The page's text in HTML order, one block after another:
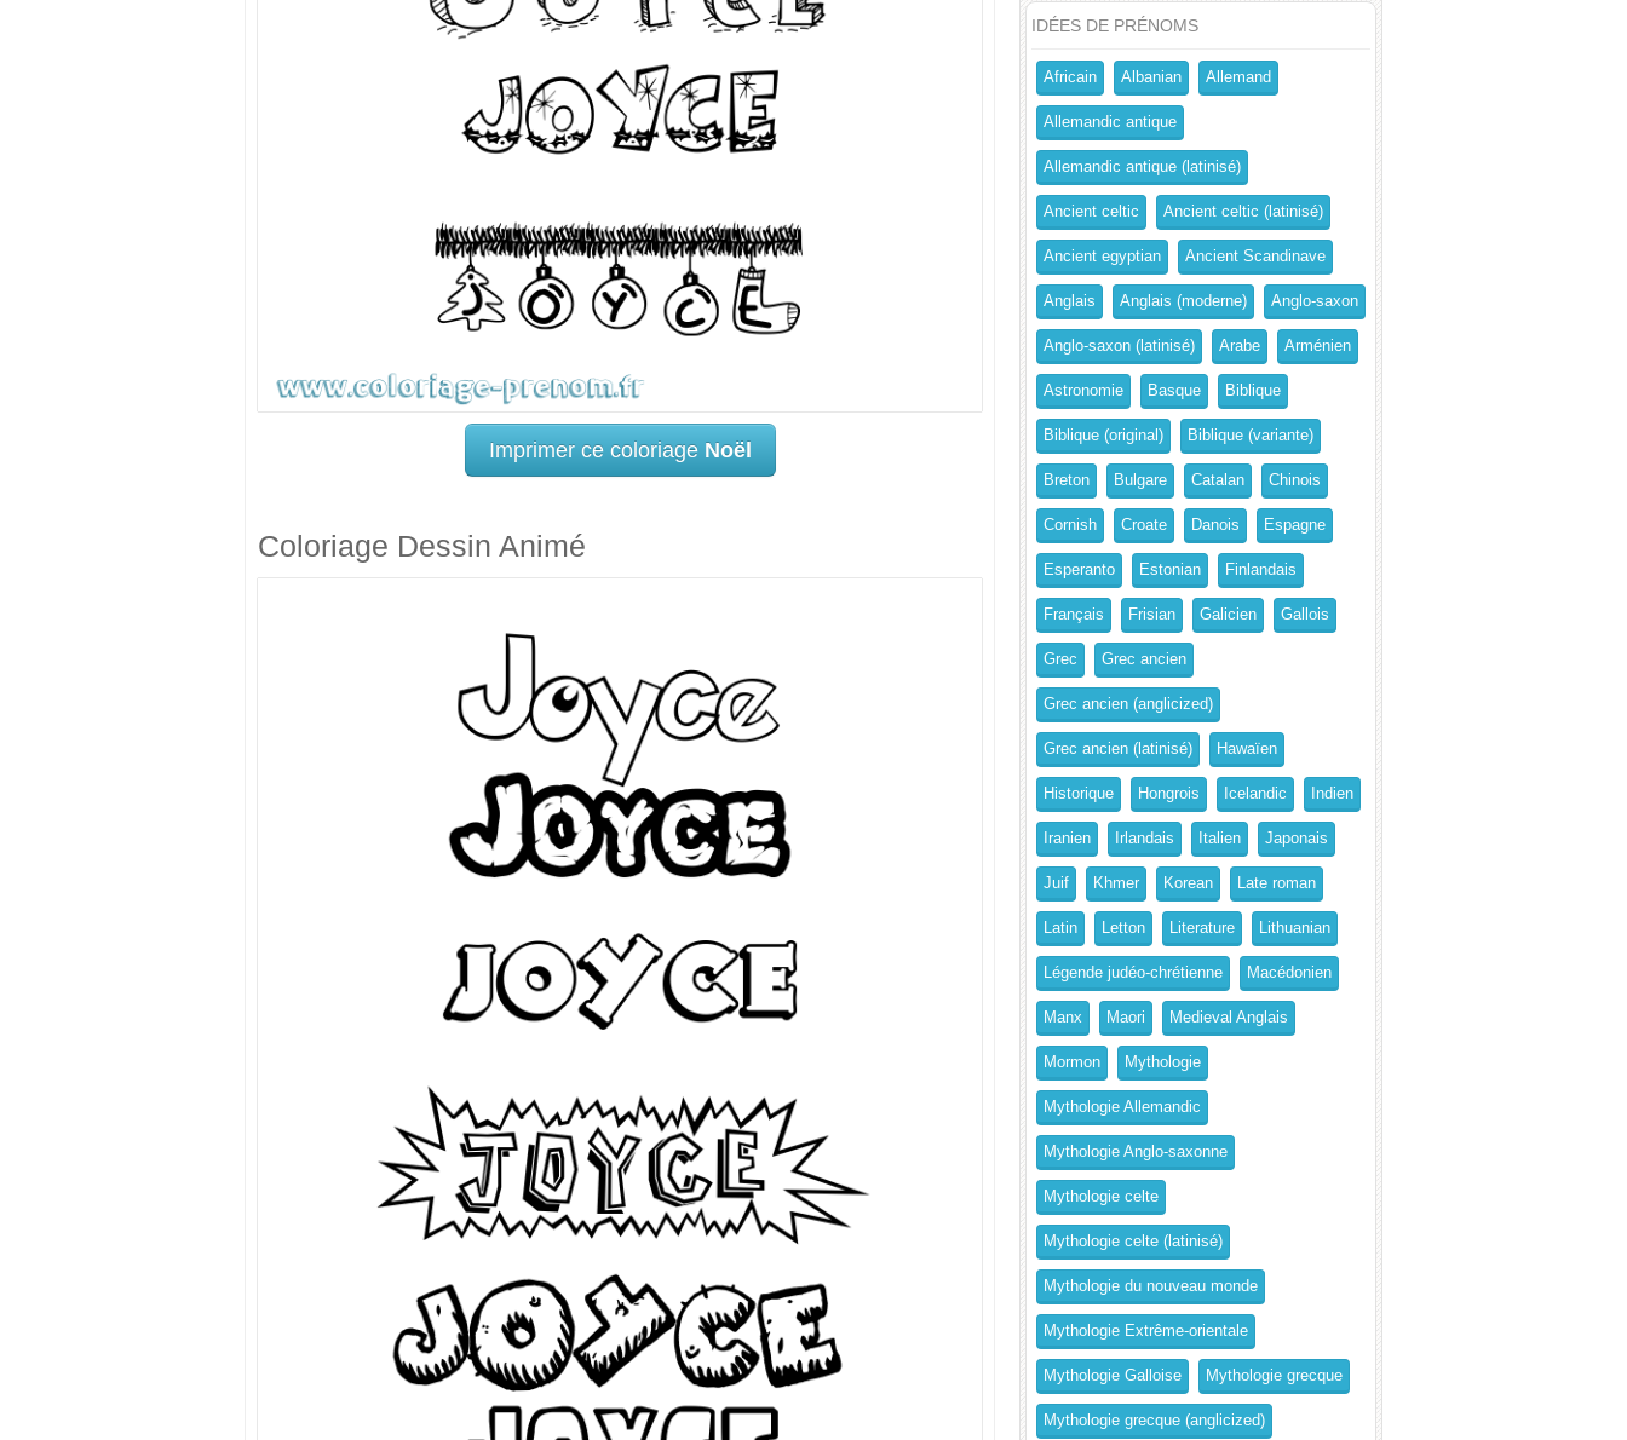
Imprimer ce coloriage Noël
Coloriage Dessin Animé
IDÉES DE PRÉNOMS
Africain Albanian Allemand
Allemandic antique
Allemandic antique (latinisé)
Ancient celtic Ancient celtic (latinisé)
Ancient egyptian Ancient Scandinave
Anglais Anglais (moderne) Anglo-saxon
Anglo-saxon (latinisé) Arabe Arménien
Astronomie Basque Biblique
Biblique (original) Biblique (variante)
Breton Bulgare Catalan Chinois
Cornish Croate Danois Espagne
Esperanto Estonian Finlandais
Français Frisian Galicien Gallois
Grec Grec ancien
Grec ancien (anglicized)
Grec ancien (latinisé) Hawaïen
Historique Hongrois Icelandic Indien
Iranien Irlandais Italien Japonais
Juif Khmer Korean Late roman
Latin Letton Literature Lithuanian
Légende judéo-chrétienne Macédonien
Manx Maori Medieval Anglais
Mormon Mythologie
Mythologie Allemandic
Mythologie Anglo-saxonne
Mythologie celte
Mythologie celte (latinisé)
Mythologie du nouveau monde
Mythologie Extrême-orientale
Mythologie Galloise Mythologie grecque
Mythologie grecque (anglicized)